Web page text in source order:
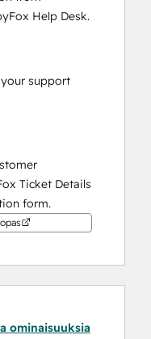
Help Desk.
support
Ticket Details
form.
ticket
ominaisuuksia